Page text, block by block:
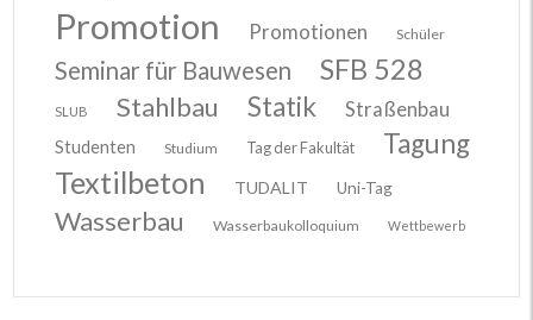
Promotion Promotionen Schüler
Seminar für Bauwesen SFB 528
SLUB Stahlbau Statik Straßenbau
Studenten Studium Tag der Fakultät Tagung
Textilbeton TUDALIT Uni-Tag
Wasserbau Wasserbaukolloquium Wettbewerb